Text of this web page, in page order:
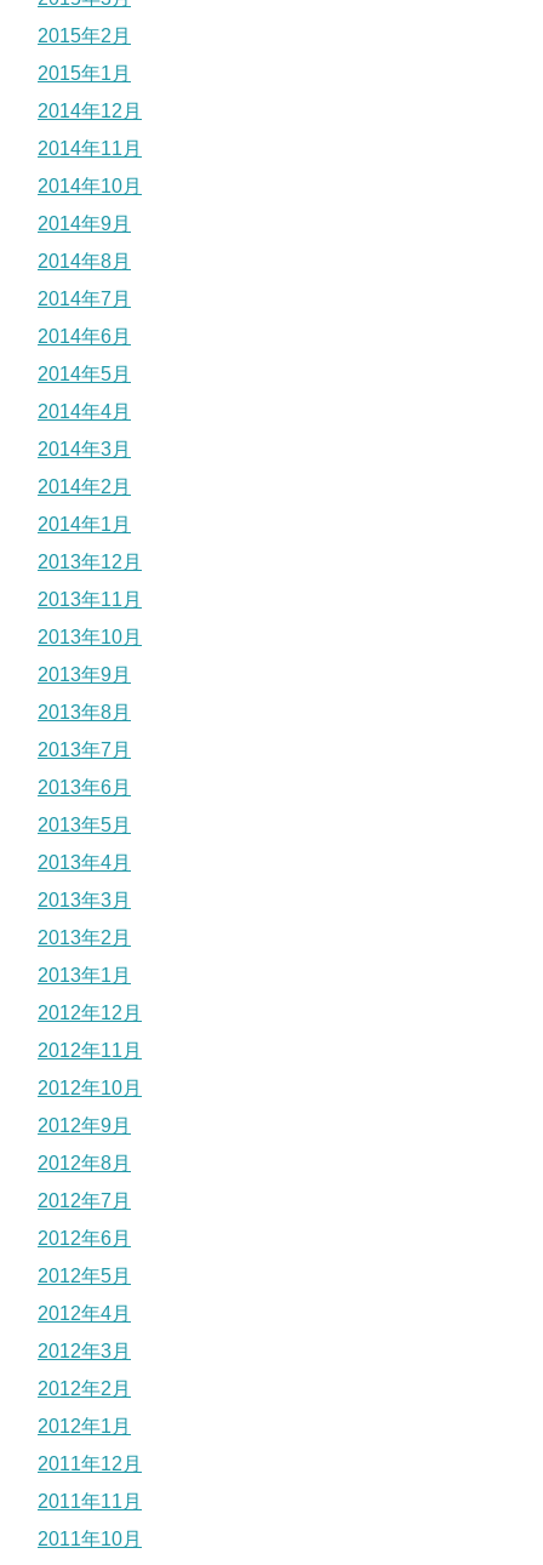
2015年2月
2015年1月
2014年12月
2014年11月
2014年10月
2014年9月
2014年8月
2014年7月
2014年6月
2014年5月
2014年4月
2014年3月
2014年2月
2014年1月
2013年12月
2013年11月
2013年10月
2013年9月
2013年8月
2013年7月
2013年6月
2013年5月
2013年4月
2013年3月
2013年2月
2013年1月
2012年12月
2012年11月
2012年10月
2012年9月
2012年8月
2012年7月
2012年6月
2012年5月
2012年4月
2012年3月
2012年2月
2012年1月
2011年12月
2011年11月
2011年10月